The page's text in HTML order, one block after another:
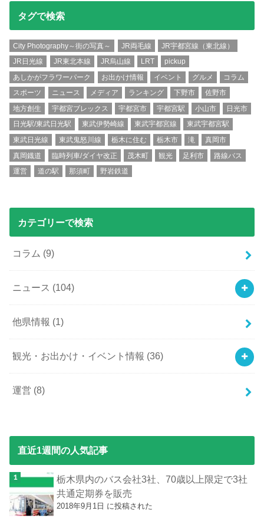
タグで検索
City Photography～街の写真～ JR両毛線
JR宇都宮線（東北線）
JR日光線
JR東北本線 JR烏山線 LRT
pickup
あしかがフラワーパーク
お出かけ情報 イベント グルメ
コラム
スポーツ
ニュース メディア ランキング 下野市
佐野市
地方創生
宇都宮ブレックス 宇都宮市 宇都宮駅 小山市
日光市
日光駅/東武日光駅
東武伊勢崎線 東武宇都宮線
東武宇都宮駅
東武日光線
東武鬼怒川線 栃木に住む 栃木市 滝
真岡市
真岡鐡道
臨時列車/ダイヤ改正 茂木町 観光 足利市
路線バス
運営
道の駅 那須町 野岩鉄道
カテゴリーで検索
コラム (9)
ニュース (104)
他県情報 (1)
観光・お出かけ・イベント情報 (36)
運営 (8)
直近1週間の人気記事
栃木県内のバス会社3社、70歳以上限定で3社
共通定期券を販売
2018年9月1日 に投稿された